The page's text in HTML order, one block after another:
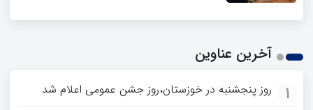
آخرین عناوین
1 روز پنجشنبه در خوزستان،روز جشن عمومی اعلام شد